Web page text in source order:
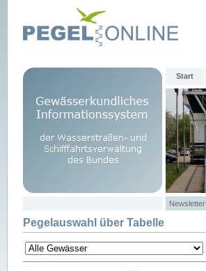
Start
Newsletter
Pegelauswahl über Tabelle